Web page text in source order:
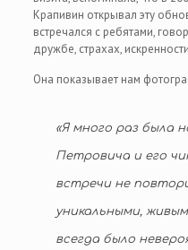
Крапивин открывал эту
встречался с ребятами,
дружбе, страхах,
Она показывает нам
«Я много раз была
Петровича и его
встречи не
уникальными,
всегда было